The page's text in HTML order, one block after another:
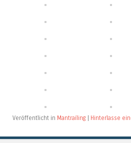
Veröffentlicht in Mantrailing Hinterlasse